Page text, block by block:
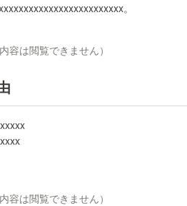
。
容は閲覧できません）
容は閲覧できません）